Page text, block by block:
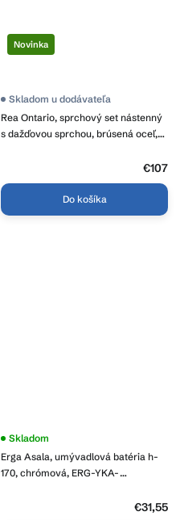
Novinka
Rea Ontario, sprchový set nástenný
s dažďovou sprchou, brúsená oceľ,
Skladom u dodávateľa
€107
Do košíka
Erga Asala, umývadlová batéria h-
170, chrómová, ERG-YKA-
Skladom
€31,55